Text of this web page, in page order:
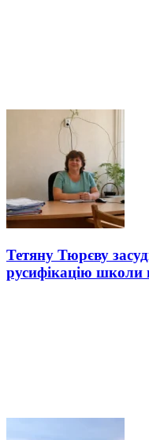
Тетяну Тюрєву
русифікацію школи